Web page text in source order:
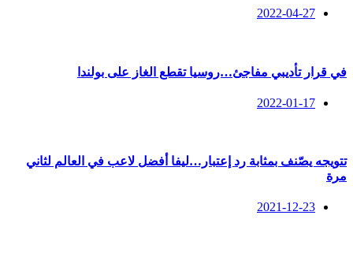
2022-04-27
في قرار تأديبي مفاجئ…روسيا تقطع الغاز على بولندا
2022-01-17
تتويجه يصّنف بمثابة رد إعتبار…ليفا أفضل لاعب في العالم لثاني
مرة
2021-12-23